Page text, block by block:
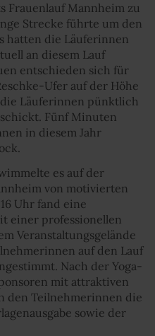
Frauenlauf Mannheim zu
Strecke führte um den
hatten die Läuferinnen
an diesem Lauf
entschieden sich für
Ufer auf der Höhe
Läuferinnen pünktlich
Fünf Minuten
in diesem Jahr
es auf der
von motivierten
Uhr fand eine
einer professionellen
Veranstaltungsgelände
auf den Lauf
Nach der Yoga-
mit attraktiven
den Teilnehmerinnen die
sowie der